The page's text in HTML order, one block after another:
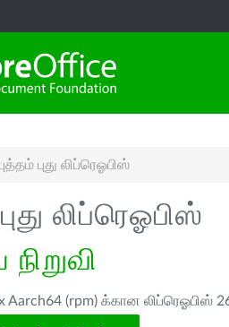
புது லிப்ரெஓபிஸ்
லிப்ரெஓபிஸ்
Aarch64 (rpm) க்கான லிப்ரெஓபிஸ்